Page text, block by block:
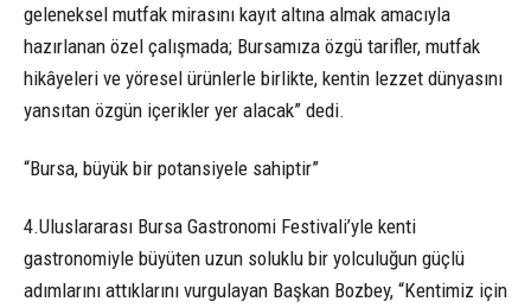
geleneksel mutfak mirasını kayıt altına almak amacıyla
hazırlanan özel çalışmada; Bursamıza özgü tarifler, mutfak
hikâyeleri ve yöresel ürünlerle birlikte, kentin lezzet dünyasını
yansıtan özgün içerikler yer alacak” dedi.
“Bursa, büyük bir potansiyele sahiptir”
4.Uluslararası Bursa Gastronomi Festivali’yle kenti
gastronomiyle büyüten uzun soluklu bir yolculuğun güçlü
adımlarını attıklarını vurgulayan Başkan Bozbey, “Kentimiz için